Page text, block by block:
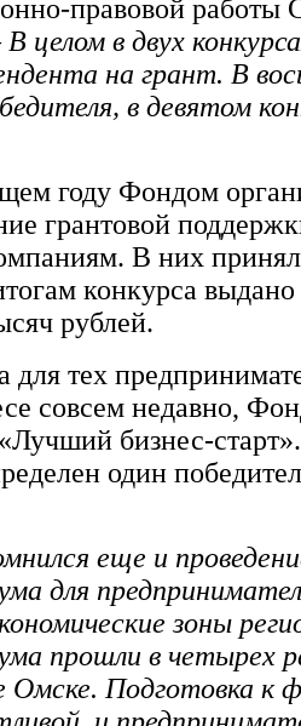
правовой работы
В целом в двух
на грант. В
в девятом
году Фондом
грантовой
В них
конкурса выдано
рублей.
для тех
совсем недавно,
бизнес-
один
еще и
для
зоны
прошли в четырех
Омске. Подготовка к